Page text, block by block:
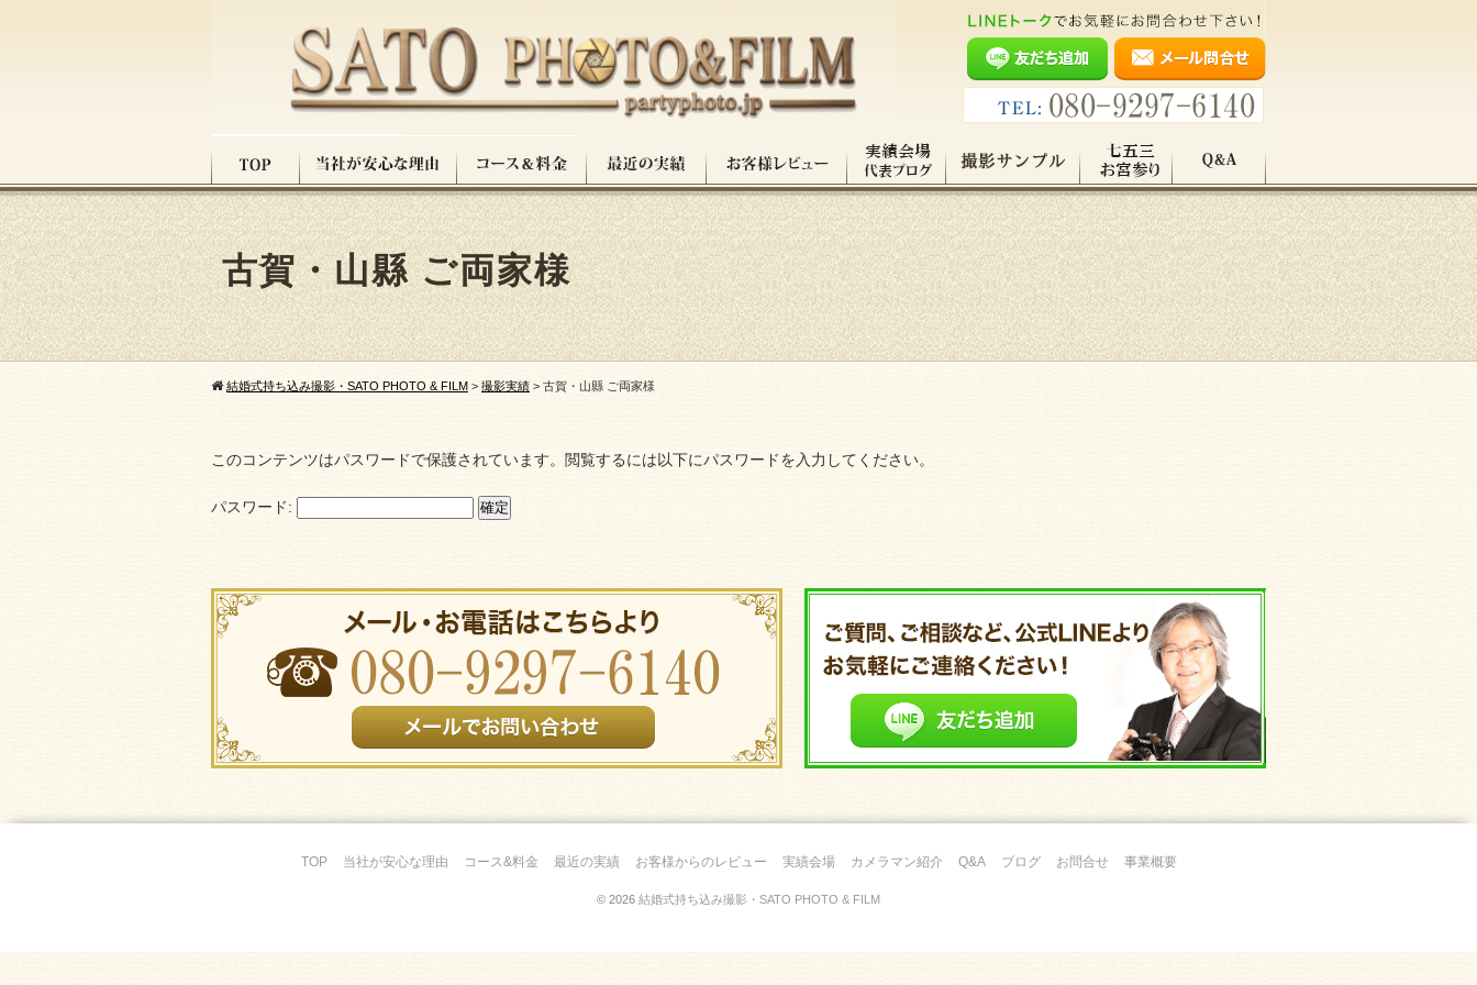
古賀・山縣 ご両家様
結婚式持ち込み撮影・SATO PHOTO & FILM > 撮影実績 > 古賀・山縣 ご両家様
このコンテンツはパスワードで保護されています。閲覧するには以下にパスワードを入力してください。
パスワード:
TOP 当社が安心な理由 コース&料金 最近の実績 お客様からのレビュー 実績会場 カメラマン紹介 Q&A ブログ お問合せ 事業概要
© 2026 結婚式持ち込み撮影・SATO PHOTO & FILM